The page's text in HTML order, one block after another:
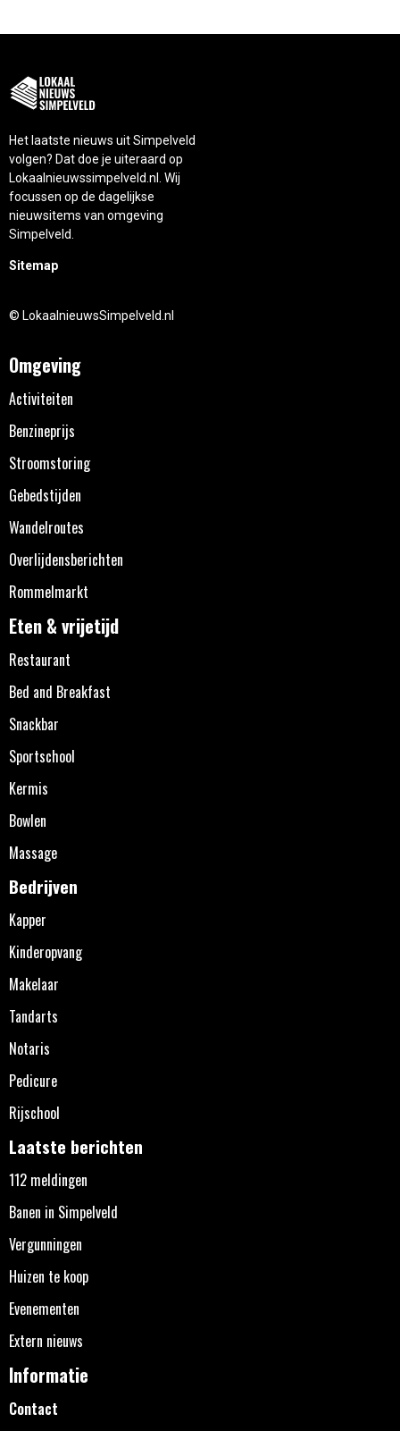
Het laatste nieuws uit Simpelveld
volgen? Dat doe je uiteraard op
Lokaalnieuwssimpelveld.nl. Wij
focussen op de dagelijkse
nieuwsitems van omgeving
Simpelveld.
Sitemap
© LokaalnieuwsSimpelveld.nl
Omgeving
Activiteiten
Benzineprijs
Stroomstoring
Gebedstijden
Wandelroutes
Overlijdensberichten
Rommelmarkt
Eten & vrijetijd
Restaurant
Bed and Breakfast
Snackbar
Sportschool
Kermis
Bowlen
Massage
Bedrijven
Kapper
Kinderopvang
Makelaar
Tandarts
Notaris
Pedicure
Rijschool
Laatste berichten
112 meldingen
Banen in Simpelveld
Vergunningen
Huizen te koop
Evenementen
Extern nieuws
Informatie
Contact